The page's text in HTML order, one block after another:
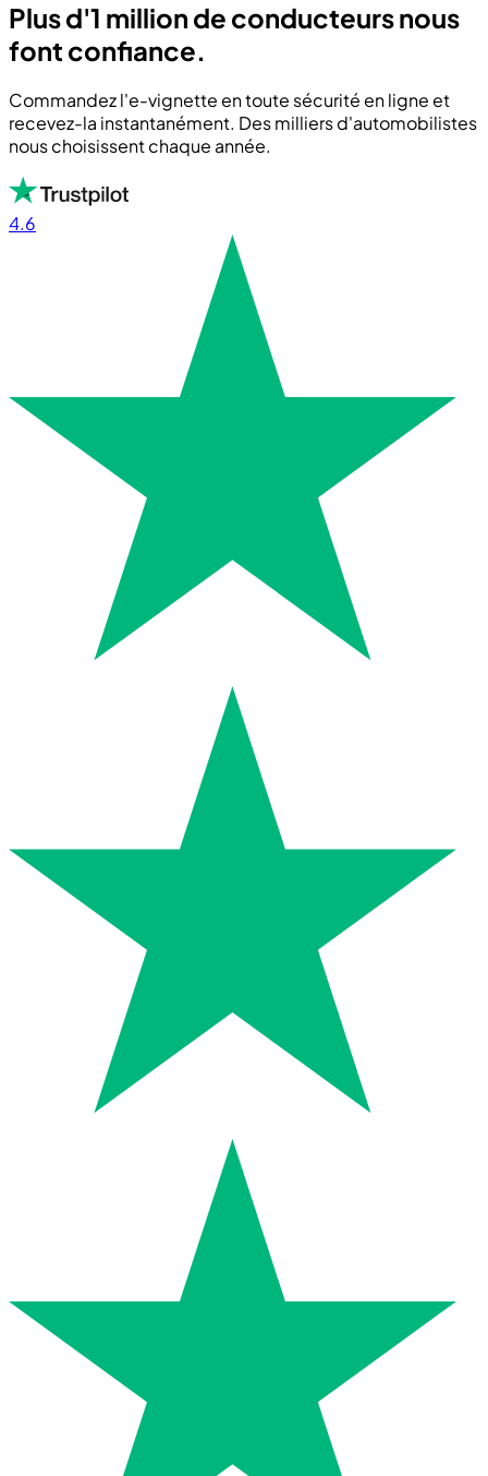
Plus d'1 million de conducteurs nous
font confiance.
Commandez l'e-vignette en toute sécurité en ligne et
recevez-la instantanément. Des milliers d'automobilistes
nous choisissent chaque année.
4.6